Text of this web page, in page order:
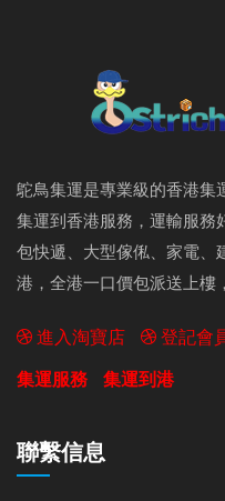
鴕鳥集運是專業級的香港集
集運到香港服務，運輸服務
包快遞、大型傢俬、家電、
港，全港一口價包派送上樓
進入淘寶店 登記會
集運服務
集運到港
聯繫信息